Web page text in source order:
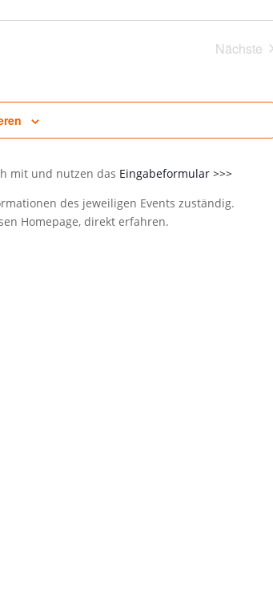
Nächste
mit und nutzen das Eingabeformular >>>
des jeweiligen Events zuständig.
Homepage, direkt erfahren.